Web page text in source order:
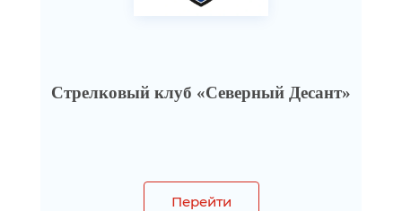
Стрелковый клуб «Северный Десант»
Перейти